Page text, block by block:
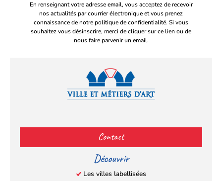
En renseignant votre adresse email, vous acceptez de recevoir
nos actualités par courrier électronique et vous prenez
connaissance de notre politique de confidentialité. Si vous
souhaitez vous désinscrire, merci de cliquer sur ce lien ou de
nous faire parvenir un email.
(s’ouvre
dans
un
nouvel
onglet)
(s’ouvre
dans
un
nouvel
onglet)
(s’ouvre
dans
un
nouvel
onglet)
(s’ouvre
un
nouvel
onglet)
Contact
Découvrir
Les villes labellisées